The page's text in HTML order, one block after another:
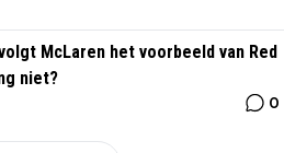
McLaren het voorbeeld van Red
niet?
0